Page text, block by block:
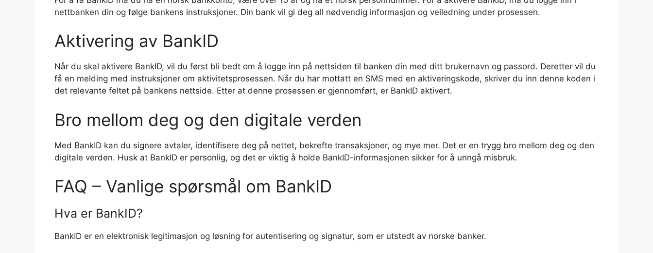
nettbanken din og følge bankens instruksjoner. Din bank vil gi deg all nødvendig informasjon og veiledning under prosessen.
Aktivering av BankID
Når du skal aktivere BankID, vil du først bli bedt om å logge inn på nettsiden til banken din med ditt brukernavn og passord. Deretter vil du
få en melding med instruksjoner om aktivitetsprosessen. Når du har mottatt en SMS med en aktiveringskode, skriver du inn denne koden i
det relevante feltet på bankens nettside. Etter at denne prosessen er gjennomført, er BankID aktivert.
Bro mellom deg og den digitale verden
Med BankID kan du signere avtaler, identifisere deg på nettet, bekrefte transaksjoner, og mye mer. Det er en trygg bro mellom deg og den
digitale verden. Husk at BankID er personlig, og det er viktig å holde BankID-informasjonen sikker for å unngå misbruk.
FAQ – Vanlige spørsmål om BankID
Hva er BankID?
BankID er en elektronisk legitimasjon og løsning for autentisering og signatur, som er utstedt av norske banker.